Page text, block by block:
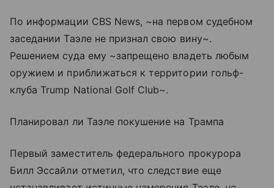
По информации CBS News, ~на первом судебном
заседании Таэле не признал свою вину~.
Решением суда ему ~запрещено владеть любым
оружием и приближаться к территории гольф-
клуба Trump National Golf Club~.
Планировал ли Таэле покушение на Трампа
Первый заместитель федерального прокурора
Билл Эссайли отметил, что следствие еще